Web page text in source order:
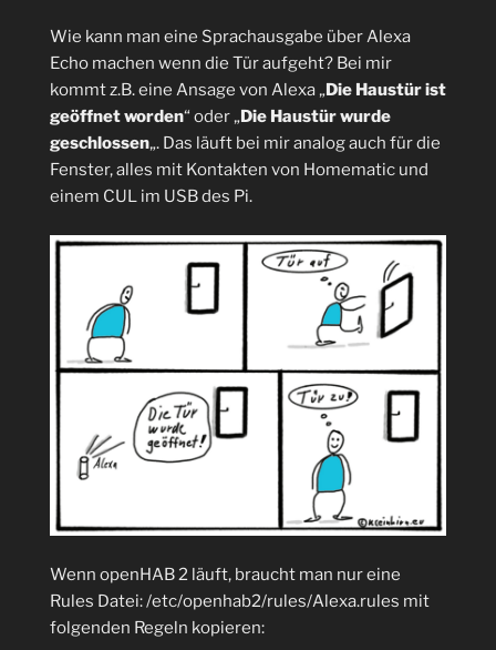
Wie kann man eine Sprachausgabe über Alexa
Echo machen wenn die Tür aufgeht? Bei mir
kommt z.B. eine Ansage von Alexa „Die Haustür ist
geöffnet worden“ oder „Die Haustür wurde
geschlossen„. Das läuft bei mir analog auch für die
Fenster, alles mit Kontakten von Homematic und
einem CUL im USB des Pi.
Wenn openHAB 2 läuft, braucht man nur eine
Rules Datei: /etc/openhab2/rules/Alexa.rules mit
folgenden Regeln kopieren: